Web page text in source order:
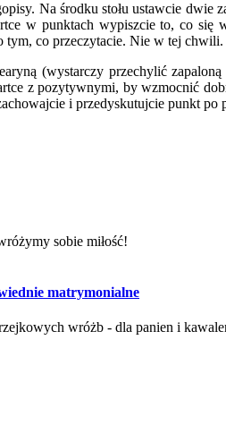
Na środku stołu ustawcie
w punktach wypiszcie to, co
tym, co przeczytacie. Nie w tej chwili.
(wystarczy przechylić
z pozytywnymi, by wzmocnić
i przedyskutujcie punkt
sobie miłość!
matrymonialne
wróżb - dla panien i